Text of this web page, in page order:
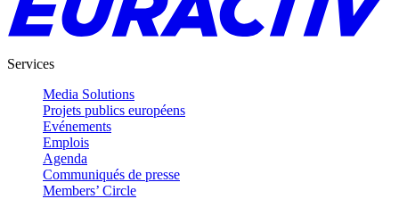
Services
Media Solutions
Projets publics européens
Evénements
Emplois
Agenda
Communiqués de presse
Members’ Circle